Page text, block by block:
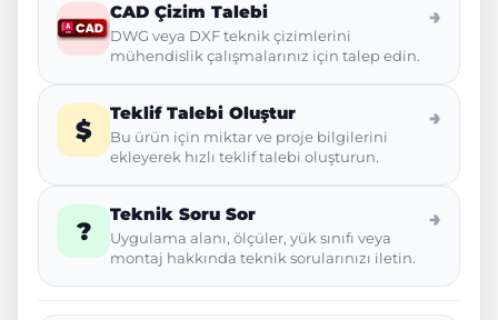
CAD Çizim Talebi
DWG veya DXF teknik çizimlerini
mühendislik çalışmalarınız için talep edin.
→
$
Teklif Talebi Oluştur
Bu ürün için miktar ve proje bilgilerini
ekleyerek hızlı teklif talebi oluşturun.
→
?
Teknik Soru Sor
Uygulama alanı, ölçüler, yük sınıfı veya
montaj hakkında teknik sorularınızı iletin.
→